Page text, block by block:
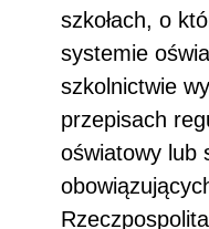
szkołach, o
systemie
szkolnictwie
przepisach
oświatowy lub